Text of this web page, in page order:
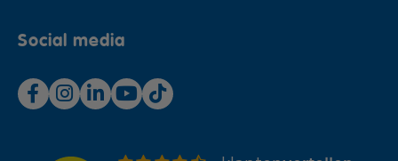
Social media